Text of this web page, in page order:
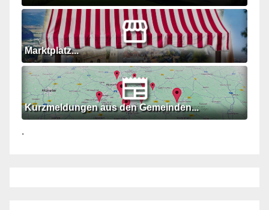
Marktplatz...
Kurzmeldungen aus den Gemeinden...
.